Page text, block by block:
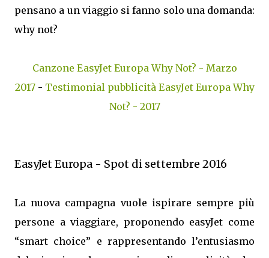
pensano a un viaggio si fanno solo una domanda:
why not?
Canzone EasyJet Europa Why Not? - Marzo
2017- Testimonial pubblicità EasyJet Europa Why
Not? - 2017
EasyJet Europa - Spot di settembre 2016
La nuova campagna vuole ispirare sempre più
persone a viaggiare, proponendo easyJet come
“smart choice” e rappresentando l’entusiasmo